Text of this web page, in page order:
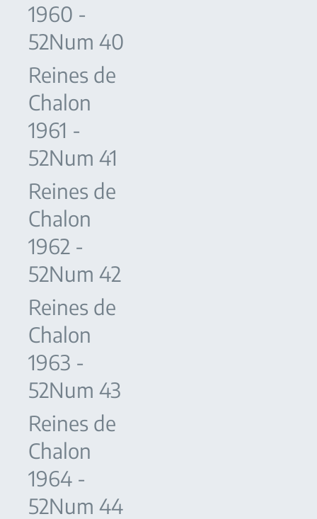
1960 -
52Num 40
Reines de
Chalon
1961 -
52Num 41
Reines de
Chalon
1962 -
52Num 42
Reines de
Chalon
1963 -
52Num 43
Reines de
Chalon
1964 -
52Num 44